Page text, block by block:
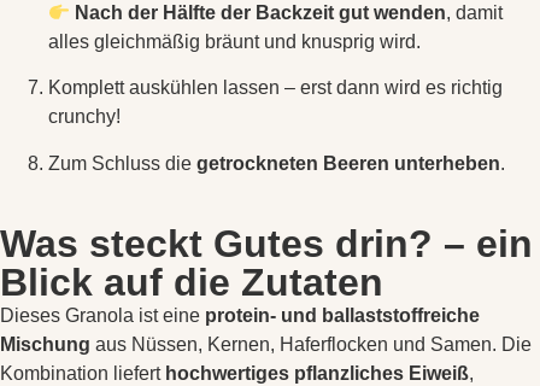
Nach der Hälfte der Backzeit gut wenden, damit
alles gleichmäßig bräunt und knusprig wird.
Komplett auskühlen lassen – erst dann wird es richtig
crunchy!
Zum Schluss die getrockneten Beeren unterheben.
Was steckt Gutes drin? – ein
Blick auf die Zutaten
Dieses Granola ist eine protein- und ballaststoffreiche
Mischung aus Nüssen, Kernen, Haferflocken und Samen. Die
Kombination liefert hochwertiges pflanzliches Eiweiß,